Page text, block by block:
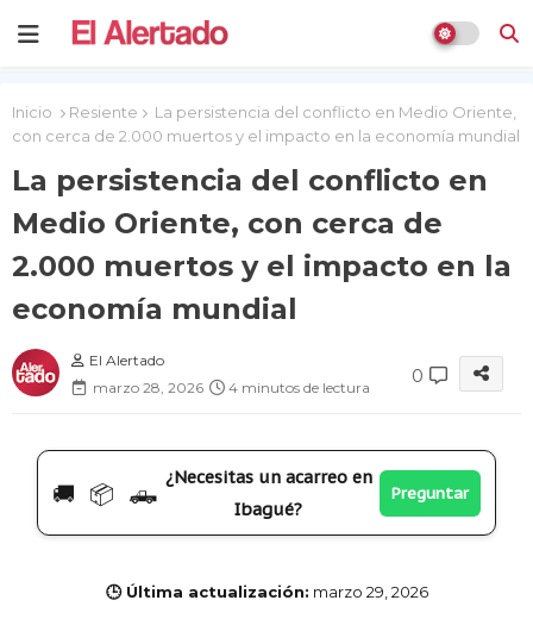
Inicio Resiente
La persistencia del conflicto en Medio Oriente,
con cerca de 2.000 muertos y el impacto en la economía mundial
La persistencia del conflicto en
Medio Oriente, con cerca de
2.000 muertos y el impacto en la
economía mundial
El Alertado
marzo 28, 2026
4 minutos de lectura
0
🚚 📦 🛻
¿Necesitas un acarreo en
Ibagué?
Preguntar
🕒 Última actualización: marzo 29, 2026